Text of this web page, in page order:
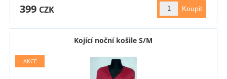
399 CZK
Kojící noční košile S/M